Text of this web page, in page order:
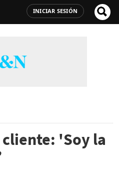
INICIAR SESIÓN
'Soy la